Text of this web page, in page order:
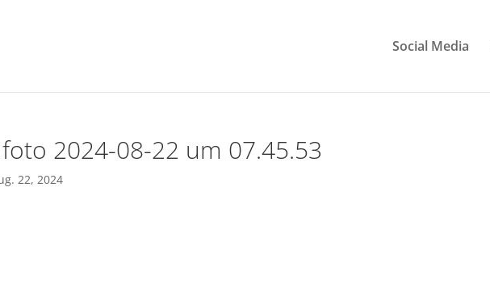
Social Media
2024-08-22 um 07.45.53
22, 2024